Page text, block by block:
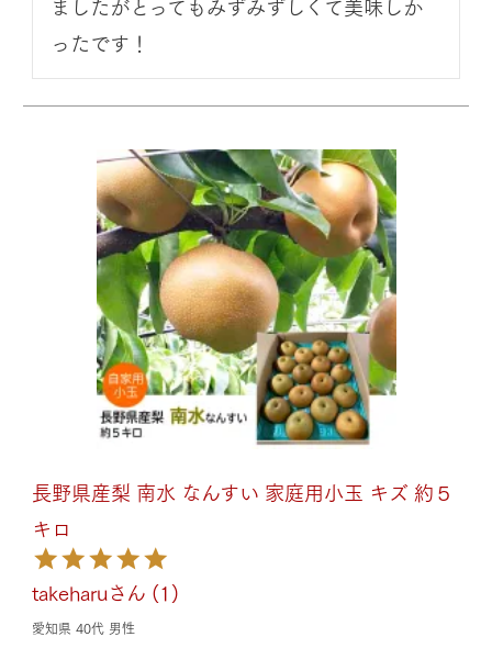
ったです！
長野県産梨 南水 なんすい 家庭用小玉 キズ 約５
キロ
takeharu
1
愛知県 40代 男性